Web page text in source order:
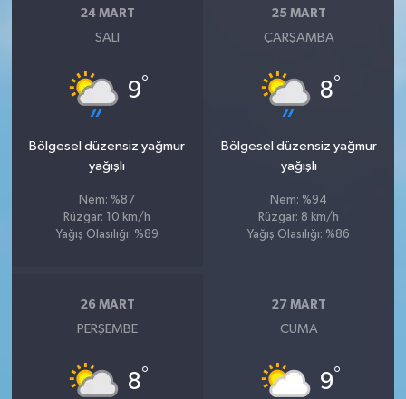
24 MART
SALI
9°
Bölgesel düzensiz yağmur
yağışlı
Nem: %87
Rüzgar: 10 km/h
Yağış Olasılığı: %89
25 MART
ÇARŞAMBA
8°
Bölgesel düzensiz yağmur
yağışlı
Nem: %94
Rüzgar: 8 km/h
Yağış Olasılığı: %86
26 MART
PERŞEMBE
8°
27 MART
CUMA
9°